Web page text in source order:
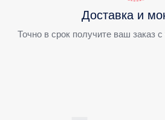
Доставка и
Точно в срок получите ваш заказ